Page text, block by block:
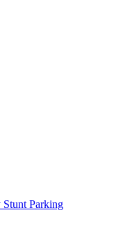
Parking